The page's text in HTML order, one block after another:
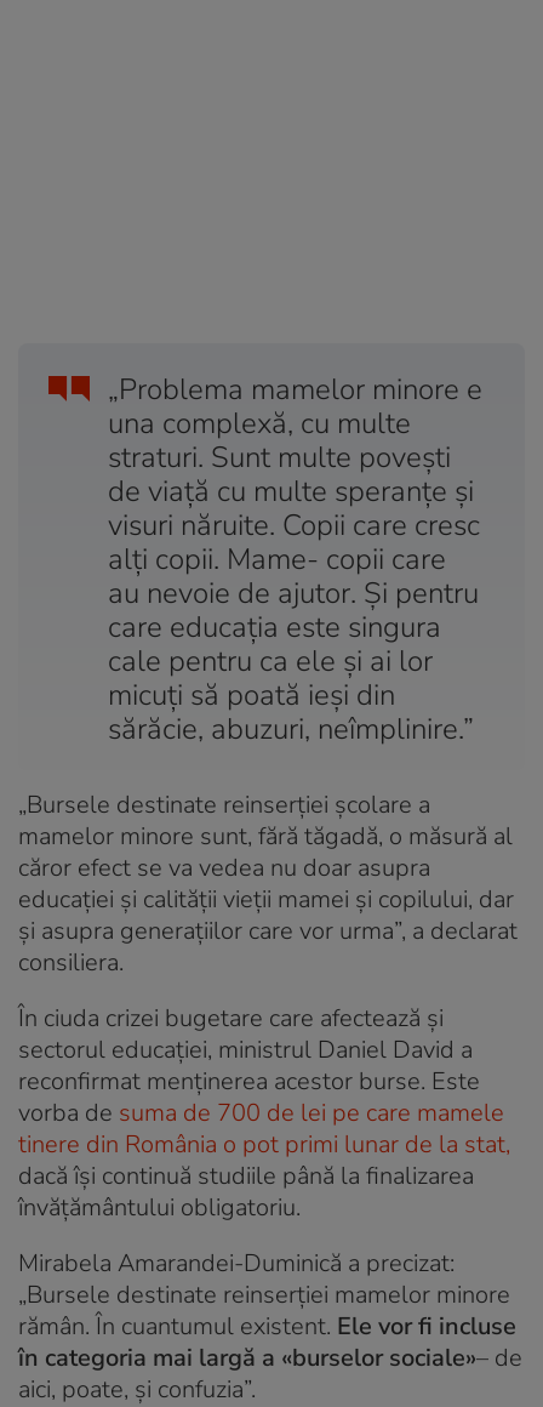
„Problema mamelor minore e
una complexă, cu multe
straturi. Sunt multe povești
de viață cu multe speranțe și
visuri năruite. Copii care cresc
alți copii. Mame- copii care
au nevoie de ajutor. Și pentru
care educația este singura
cale pentru ca ele și ai lor
micuți să poată ieși din
sărăcie, abuzuri, neîmplinire.”
„Bursele destinate reinserţiei şcolare a
mamelor minore sunt, fără tăgadă, o măsură al
căror efect se va vedea nu doar asupra
educaţiei şi calităţii vieţii mamei şi copilului, dar
şi asupra generaţiilor care vor urma”, a declarat
consiliera.
În ciuda crizei bugetare care afectează și
sectorul educației, ministrul Daniel David a
reconfirmat menținerea acestor burse. Este
vorba de suma de 700 de lei pe care mamele
tinere din România o pot primi lunar de la stat,
dacă își continuă studiile până la finalizarea
învățământului obligatoriu.
Mirabela Amarandei-Duminică a precizat:
„Bursele destinate reinserţiei mamelor minore
rămân. În cuantumul existent. Ele vor fi incluse
în categoria mai largă a «burselor sociale»– de
aici, poate, şi confuzia”.